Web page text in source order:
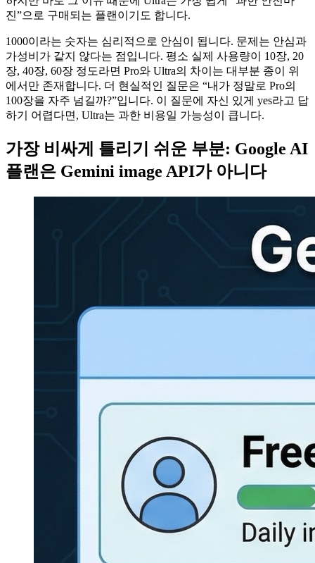
진”으로 구매되는 플랜이기도 합니다.
1000이라는 숫자는 심리적으로 안심이 됩니다. 문제는 안심과
가성비가 같지 않다는 점입니다. 평소 실제 사용량이 10장, 20
장, 40장, 60장 정도라면 Pro와 Ultra의 차이는 대부분 종이 위
에서만 존재합니다. 더 현실적인 질문은 “내가 정말로 Pro의
100장을 자주 넘길까?”입니다. 이 질문에 자신 있게 yes라고 답
하기 어렵다면, Ultra는 과한 비용일 가능성이 큽니다.
가장 비싸게 틀리기 쉬운 부분: Google AI
플랜은 Gemini image API가 아니다